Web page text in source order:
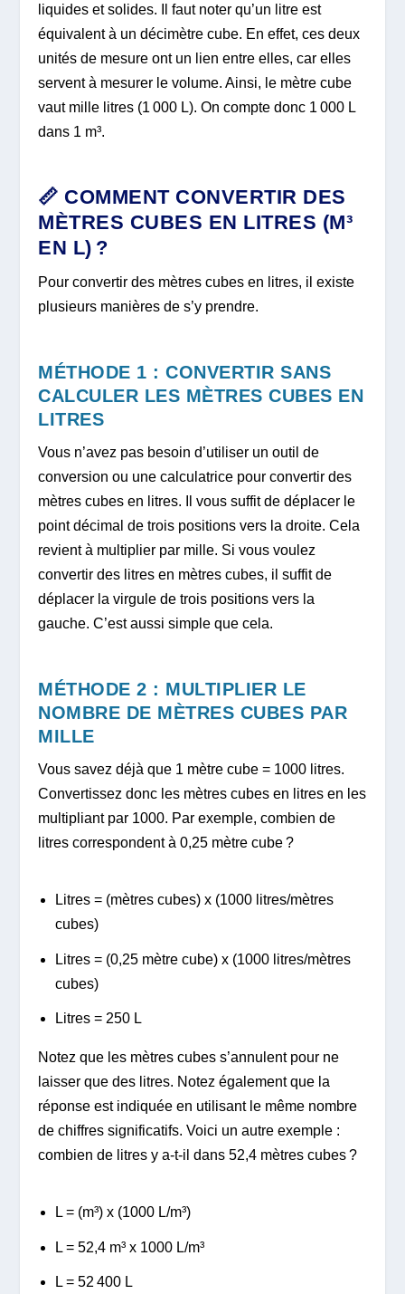
liquides et solides. Il faut noter qu’un litre est
équivalent à un décimètre cube. En effet, ces deux
unités de mesure ont un lien entre elles, car elles
servent à mesurer le volume. Ainsi, le mètre cube
vaut mille litres (1 000 L). On compte donc 1 000 L
dans 1 m³.
📏 COMMENT CONVERTIR DES
MÈTRES CUBES EN LITRES (M³
EN L) ?
Pour convertir des mètres cubes en litres, il existe
plusieurs manières de s’y prendre.
MÉTHODE 1 : CONVERTIR SANS
CALCULER LES MÈTRES CUBES EN
LITRES
Vous n’avez pas besoin d’utiliser un outil de
conversion ou une calculatrice pour convertir des
mètres cubes en litres. Il vous suffit de déplacer le
point décimal de trois positions vers la droite. Cela
revient à multiplier par mille. Si vous voulez
convertir des litres en mètres cubes, il suffit de
déplacer la virgule de trois positions vers la
gauche. C’est aussi simple que cela.
MÉTHODE 2 : MULTIPLIER LE
NOMBRE DE MÈTRES CUBES PAR
MILLE
Vous savez déjà que 1 mètre cube = 1000 litres.
Convertissez donc les mètres cubes en litres en les
multipliant par 1000. Par exemple, combien de
litres correspondent à 0,25 mètre cube ?
Litres = (mètres cubes) x (1000 litres/mètres
cubes)
Litres = (0,25 mètre cube) x (1000 litres/mètres
cubes)
Litres = 250 L
Notez que les mètres cubes s’annulent pour ne
laisser que des litres. Notez également que la
réponse est indiquée en utilisant le même nombre
de chiffres significatifs. Voici un autre exemple :
combien de litres y a-t-il dans 52,4 mètres cubes ?
L = (m³) x (1000 L/m³)
L = 52,4 m³ x 1000 L/m³
L = 52 400 L